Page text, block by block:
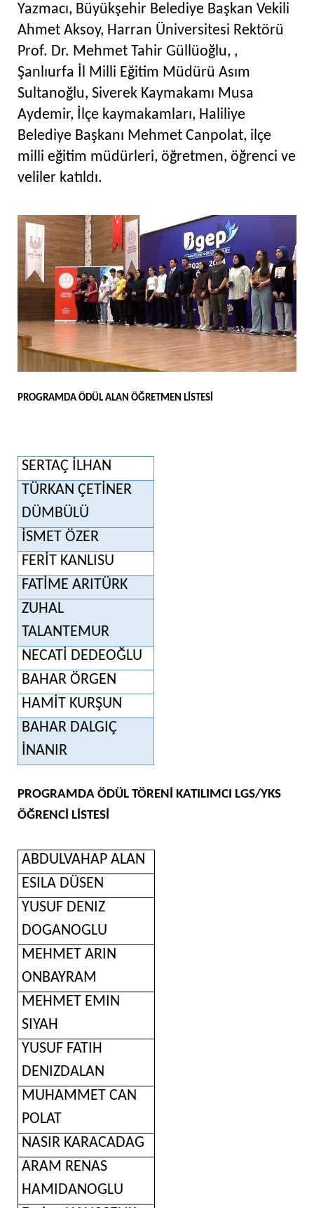
Yazmacı, Büyükşehir Belediye Başkan Vekili
Ahmet Aksoy, Harran Üniversitesi Rektörü
Prof. Dr. Mehmet Tahir Güllüoğlu, ,
Şanlıurfa İl Milli Eğitim Müdürü Asım
Sultanoğlu, Siverek Kaymakamı Musa
Aydemir, İlçe kaymakamları, Haliliye
Belediye Başkanı Mehmet Canpolat, ilçe
milli eğitim müdürleri, öğretmen, öğrenci ve
veliler katıldı.
PROGRAMDA ÖDÜL ALAN ÖĞRETMEN LİSTESİ
SERTAÇ İLHAN
TÜRKAN ÇETİNER
DÜMBÜLÜ
İSMET ÖZER
FERİT KANLISU
FATİME ARITÜRK
ZUHAL
TALANTEMUR
NECATİ DEDEOĞLU
BAHAR ÖRGEN
HAMİT KURŞUN
BAHAR DALGIÇ
İNANIR
PROGRAMDA ÖDÜL TÖRENİ KATILIMCI LGS/YKS
ÖĞRENCİ LİSTESİ
ABDULVAHAP ALAN
ESILA DÜSEN
YUSUF DENIZ
DOGANOGLU
MEHMET ARIN
ONBAYRAM
MEHMET EMIN
SIYAH
YUSUF FATIH
DENIZDALAN
MUHAMMET CAN
POLAT
NASIR KARACADAG
ARAM RENAS
HAMIDANOGLU